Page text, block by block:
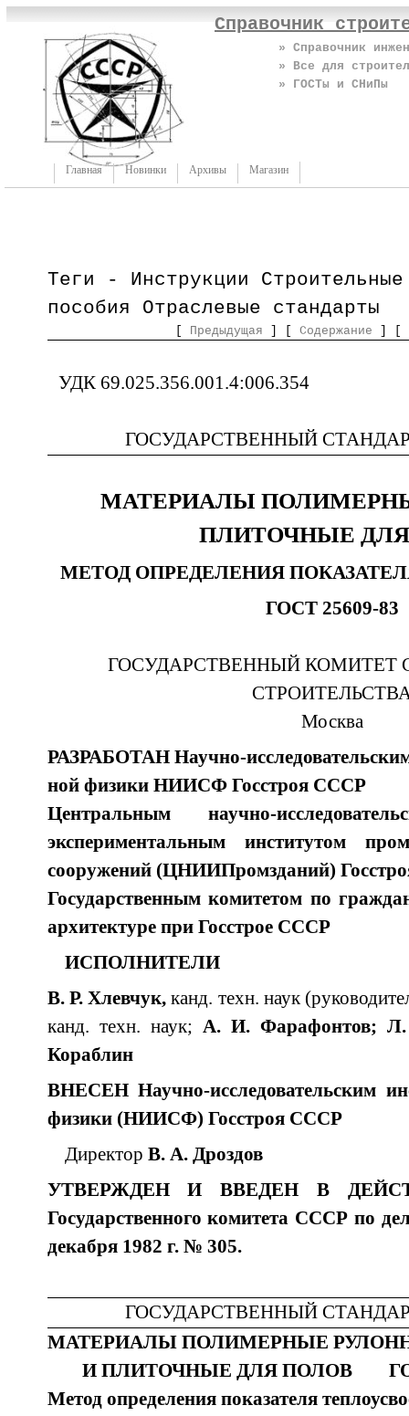
Справочник
» Справочник
» Все для
» ГОСТы и СНиПы
Главная Новинки Архивы Магазин
Теги - Инструкции
пособия Отраслевые стандарты
Предыдущая Содержание
УДК
ГОСУДАРСТВЕННЫЙ
МАТЕРИАЛЫ
ПЛИТОЧНЫЕ
МЕТОД ОПРЕДЕЛЕНИЯ
ГОСТ 25609-83
ГОСУДАРСТВЕННЫЙ КОМИТЕТ
Москва
РАЗРАБОТАН Научно-
ной физики НИИСФ Госстроя СССР
Центральным научно-
эксперимен­тальным институтом
сооружений (ЦНИИПромзданий)
Государственным комитетом по
архитектуре при Госстрое СССР
ИСПОЛНИТЕЛИ
В. Р. Хлевчук,канд. техн. наук
канд. техн. наук; А. И. Фарафонтов;
Кораблин
ВНЕСЕН Научно-исследовательским
физики (НИИСФ) Госстроя СССР
Директор В. А. Дроздов
УТВЕРЖДЕН И ВВЕДЕН В
Государственного комитета СССР по
декабря 1982 г. № 305.
ГОСУДАРСТВЕННЫЙ
МАТЕРИАЛЫ ПОЛИМЕРНЫЕ
И ПЛИТОЧНЫЕ ДЛЯ ПОЛОВ
Метод определения показателя